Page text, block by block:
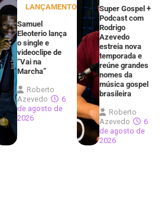
LANÇAMENTOS
Samuel
Eleoterio lança
o single e
videoclipe de
“Vai na
Marcha”
Roberto
Azevedo
6
de agosto de
2026
Super Gospel +
Podcast com
Rodrigo
Azevedo
estreia nova
temporada e
reúne grandes
nomes da
música gospel
brasileira
Roberto
Azevedo
6
de agosto de
2026